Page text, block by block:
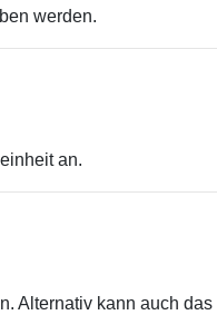
werden.
an.
Alternativ kann auch